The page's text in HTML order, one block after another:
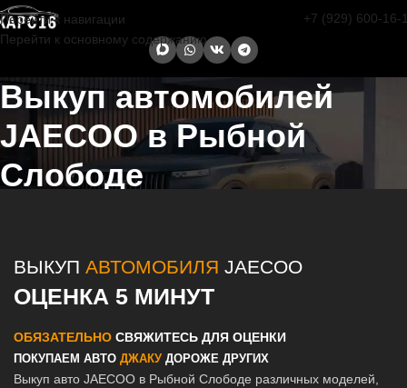
Перейти к навигации
Перейти к основному содержанию
+7 (929) 600-16-
Выкуп автомобилей
JAECOO в Рыбной
Слободе
ВЫКУП АВТОМОБИЛЯ JAECOO
ОЦЕНКА 5 МИНУТ
ОБЯЗАТЕЛЬНО СВЯЖИТЕСЬ ДЛЯ ОЦЕНКИ
ПОКУПАЕМ АВТО ДЖАКУ ДОРОЖЕ ДРУГИХ
Выкуп авто JAECOO в Рыбной Слободе различных моделей,